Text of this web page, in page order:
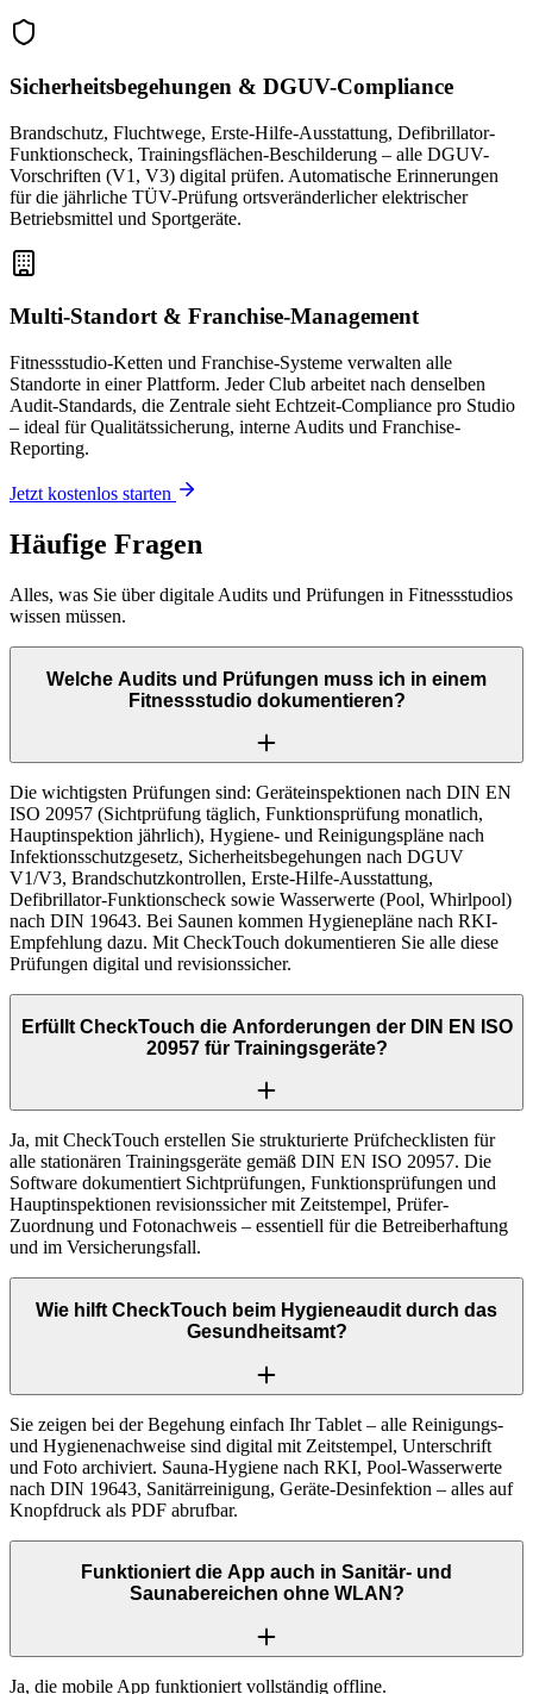
Sicherheitsbegehungen & DGUV-Compliance
Brandschutz, Fluchtwege, Erste-Hilfe-Ausstattung, Defibrillator-
Funktionscheck, Trainingsflächen-Beschilderung – alle DGUV-
Vorschriften (V1, V3) digital prüfen. Automatische Erinnerungen
für die jährliche TÜV-Prüfung ortsveränderlicher elektrischer
Betriebsmittel und Sportgeräte.
Multi-Standort & Franchise-Management
Fitnessstudio-Ketten und Franchise-Systeme verwalten alle
Standorte in einer Plattform. Jeder Club arbeitet nach denselben
Audit-Standards, die Zentrale sieht Echtzeit-Compliance pro Studio
– ideal für Qualitätssicherung, interne Audits und Franchise-
Reporting.
Jetzt kostenlos starten
Häufige Fragen
Alles, was Sie über digitale Audits und Prüfungen in Fitnessstudios
wissen müssen.
Welche Audits und Prüfungen muss ich in einem
Fitnessstudio dokumentieren?
Die wichtigsten Prüfungen sind: Geräteinspektionen nach DIN EN
ISO 20957 (Sichtprüfung täglich, Funktionsprüfung monatlich,
Hauptinspektion jährlich), Hygiene- und Reinigungspläne nach
Infektionsschutzgesetz, Sicherheitsbegehungen nach DGUV
V1/V3, Brandschutzkontrollen, Erste-Hilfe-Ausstattung,
Defibrillator-Funktionscheck sowie Wasserwerte (Pool, Whirlpool)
nach DIN 19643. Bei Saunen kommen Hygienepläne nach RKI-
Empfehlung dazu. Mit CheckTouch dokumentieren Sie alle diese
Prüfungen digital und revisionssicher.
Erfüllt CheckTouch die Anforderungen der DIN EN ISO
20957 für Trainingsgeräte?
Ja, mit CheckTouch erstellen Sie strukturierte Prüfchecklisten für
alle stationären Trainingsgeräte gemäß DIN EN ISO 20957. Die
Software dokumentiert Sichtprüfungen, Funktionsprüfungen und
Hauptinspektionen revisionssicher mit Zeitstempel, Prüfer-
Zuordnung und Fotonachweis – essentiell für die Betreiberhaftung
und im Versicherungsfall.
Wie hilft CheckTouch beim Hygieneaudit durch das
Gesundheitsamt?
Sie zeigen bei der Begehung einfach Ihr Tablet – alle Reinigungs-
und Hygienenachweise sind digital mit Zeitstempel, Unterschrift
und Foto archiviert. Sauna-Hygiene nach RKI, Pool-Wasserwerte
nach DIN 19643, Sanitärreinigung, Geräte-Desinfektion – alles auf
Knopfdruck als PDF abrufbar.
Funktioniert die App auch in Sanitär- und
Saunabereichen ohne WLAN?
Ja, die mobile App funktioniert vollständig offline.